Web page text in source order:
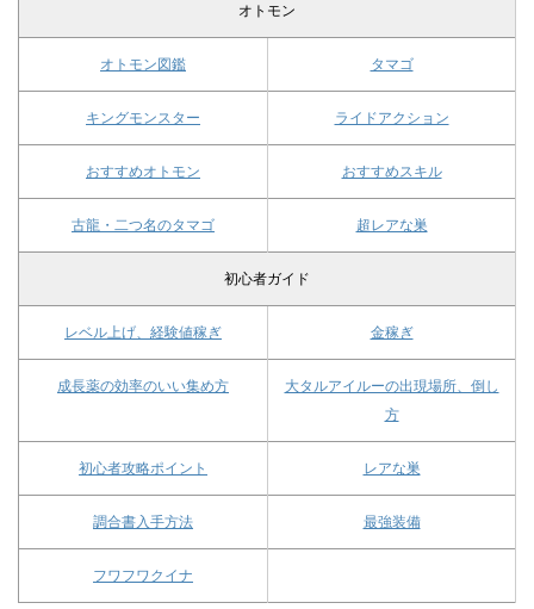
オトモン
オトモン図鑑 タマゴ
キングモンスター ライドアクション
おすすめオトモン おすすめスキル
古龍・二つ名のタマゴ 超レアな巣
初心者ガイド
レベル上げ、経験値稼ぎ 金稼ぎ
成長薬の効率のいい集め方
大タルアイルーの出現場所、倒し
方
初心者攻略ポイント レアな巣
調合書入手方法 最強装備
フワフワクイナ